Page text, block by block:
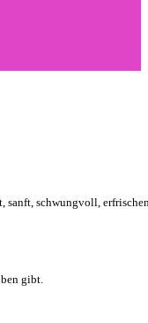
schwungvoll,
gibt.